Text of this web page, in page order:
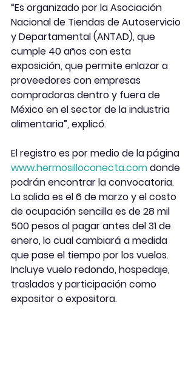
“Es organizado por la Asociación
Nacional de Tiendas de Autoservicio
y Departamental (ANTAD), que
cumple 40 años con esta
exposición, que permite enlazar a
proveedores con empresas
compradoras dentro y fuera de
México en el sector de la industria
alimentaria”, explicó.
El registro es por medio de la página
www.hermosilloconecta.com donde
podrán encontrar la convocatoria.
La salida es el 6 de marzo y el costo
de ocupación sencilla es de 28 mil
500 pesos al pagar antes del 31 de
enero, lo cual cambiará a medida
que pase el tiempo por los vuelos.
Incluye vuelo redondo, hospedaje,
traslados y participación como
expositor o expositora.